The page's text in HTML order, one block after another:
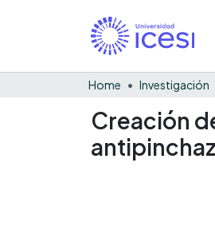
Home Investigación
Creación